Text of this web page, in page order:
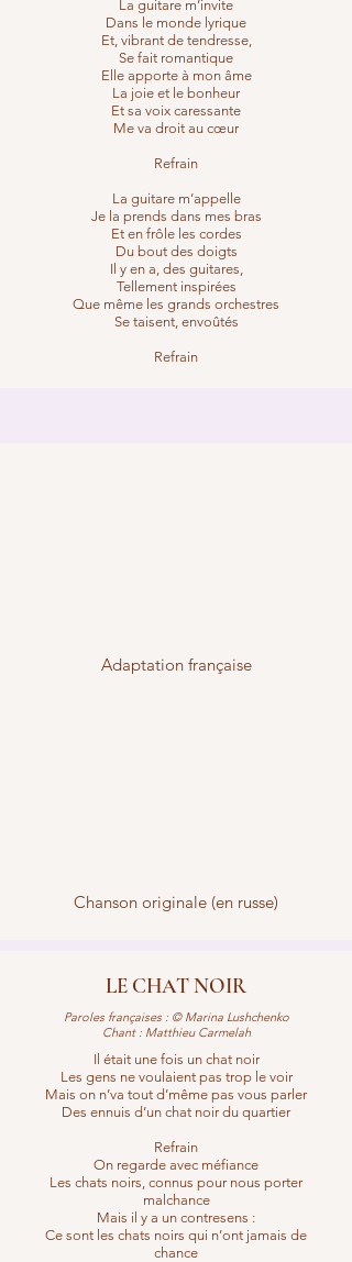
La guitare m’invite
Dans le monde lyrique
Et, vibrant de tendresse,
Se fait romantique
Elle apporte à mon âme
La joie et le bonheur
Et sa voix caressante
Me va droit au cœur
Refrain
La guitare m’appelle
Je la prends dans mes bras
Et en frôle les cordes
Du bout des doigts
Il y en a, des guitares,
Tellement inspirées
Que même les grands orchestres
Se taisent, envoûtés
Refrain
Adaptation française
Chanson originale (en russe)
LE CHAT NOIR
Paroles françaises : © Marina Lushchenko
Chant : Matthieu Carmelah
Il était une fois un chat noir
Les gens ne voulaient pas trop le voir
Mais on n’va tout d’même pas vous parler
Des ennuis d’un chat noir du quartier
Refrain
On regarde avec méfiance
Les chats noirs, connus pour nous porter
malchance
Mais il y a un contresens :
Ce sont les chats noirs qui n’ont jamais de
chance